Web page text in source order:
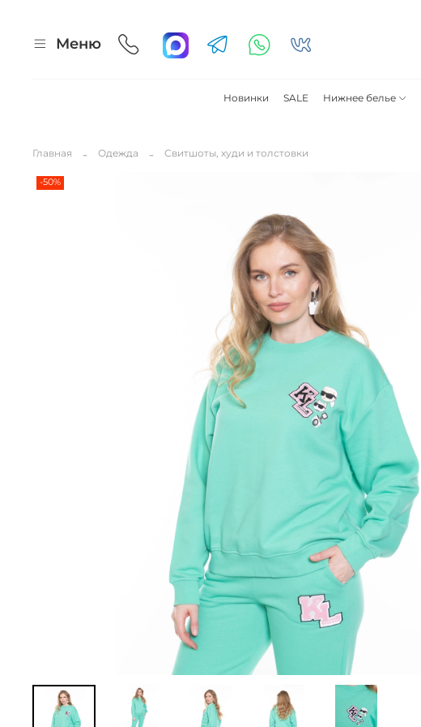
Меню
Новинки SALE Нижнее белье
Главная Одежда Свитшоты, худи и толстовки
-50%